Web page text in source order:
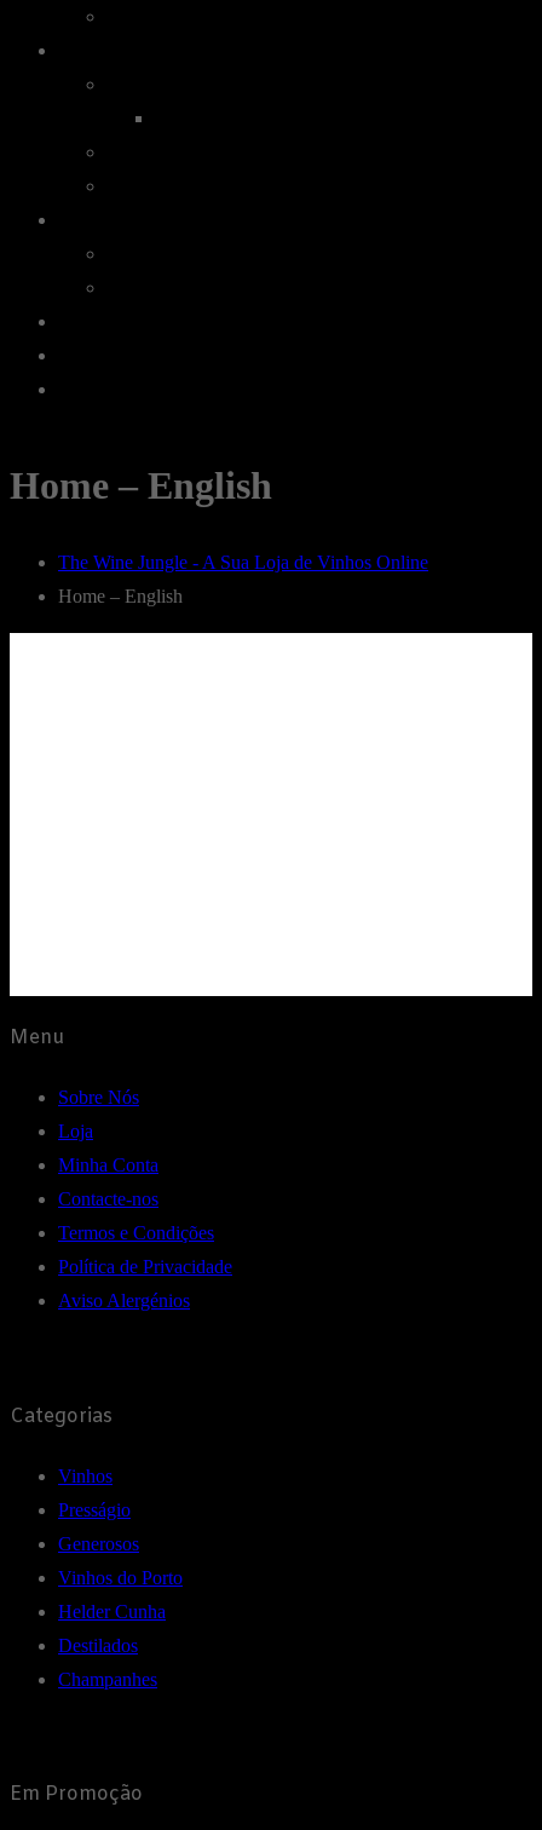
Home – English
The Wine Jungle - A Sua Loja de Vinhos Online
Home – English
Menu
Sobre Nós
Loja
Minha Conta
Contacte-nos
Termos e Condições
Política de Privacidade
Aviso Alergénios
Categorias
Vinhos
Presságio
Generosos
Vinhos do Porto
Helder Cunha
Destilados
Champanhes
Em Promoção